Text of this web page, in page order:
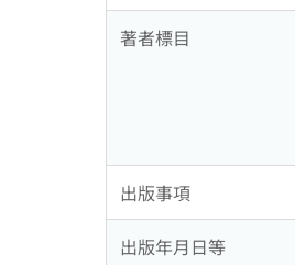
著者標目
出版事項
出版年月日等